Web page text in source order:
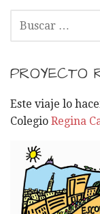
C
R
:
PROYECTO
Este viaje lo
Colegio Regina